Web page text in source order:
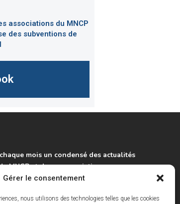
Gérer le consentement
nous utilisons des technologies telles que les cookies
associations du MNCP
des subventions de
mois un condensé des actualités
MNCP et de ses associations.